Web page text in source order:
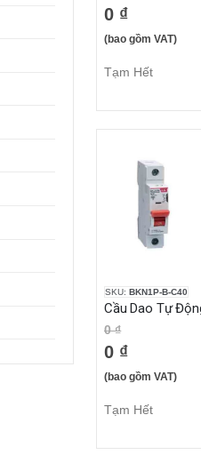
0 ₫
(bao gồm VAT)
Tạm Hết
SKU: BKN1P-B-C40
0 ₫
0 ₫
(bao gồm VAT)
Tạm Hết